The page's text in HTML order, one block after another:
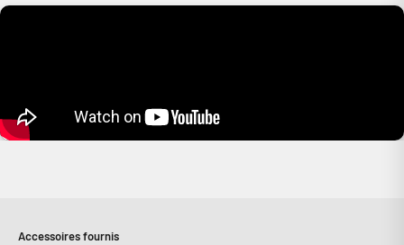
Accessoires fournis
Connexion requise
Connectez-vous à votre compte pour ajouter des produits à